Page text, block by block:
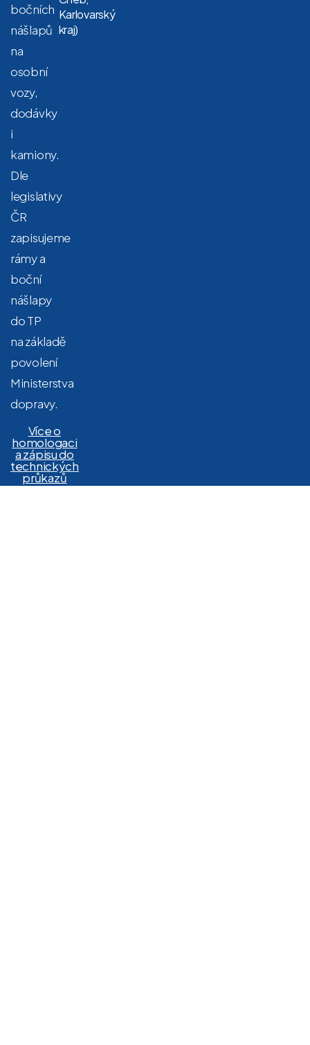
bočních
nášlapů
na
osobní
vozy,
dodávky
i
kamiony.
Dle
legislativy
ČR
zapisujeme
rámy a
boční
nášlapy
do TP
na základě
povolení
Ministerstva
dopravy.
Více o
homologaci
a zápisu do
technických
průkazů
Karlovarský
kraj)